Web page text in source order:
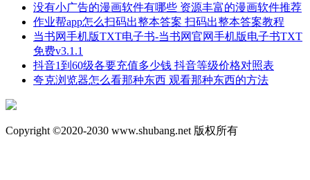
没有小广告的漫画软件有哪些 资源丰富的漫画软件推荐
作业帮app怎么扫码出整本答案 扫码出整本答案教程
当书网手机版TXT电子书-当书网官网手机版电子书TXT
免费v3.1.1
抖音1到60级各要充值多少钱 抖音等级价格对照表
夸克浏览器怎么看那种东西 观看那种东西的方法
Copyright ©2020-2030 www.shubang.net 版权所有